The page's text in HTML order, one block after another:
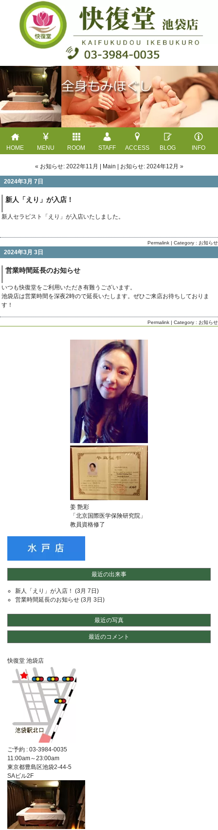
HOME MENU ROOM STAFF ACCESS BLOG INFO
« お知らせ: 2022年11月 | Main | お知らせ: 2024年12月 »
2024年3月 7日
新人「えり」が入店！
新人セラピスト「えり」が入店いたしました。
Permalink | Category : お知らせ
2024年3月 3日
営業時間延長のお知らせ
いつも快復堂をご利用いただき有難うございます。
池袋店は営業時間を深夜2時ので延長いたします。ぜひご来店お待ちしておりま
す！
Permalink | Category : お知らせ
姜 艶彩
「北京国際医学保険研究院 」
教員資格修了
最近の出来事
新人「えり」が入店！ (3月 7日)
営業時間延長のお知らせ (3月 3日)
最近の写真
最近のコメント
快復堂 池袋店
ご予約 : 03-3984-0035
11:00am～23:00am
東京都豊島区池袋2-44-5
SAビル2F